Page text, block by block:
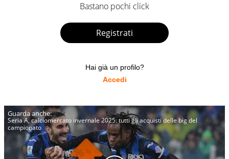
Bastano pochi click
Registrati
Hai già un profilo?
Accedi
Seria A, calciomercato invernale 2025: tutti gli acquisti delle big del
campionato